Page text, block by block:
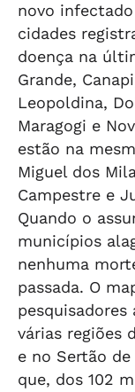
novo
cidades
doença na
Grande,
Leopoldina,
Maragogi e
estão na
Miguel dos
Campestre e
Quando o
municípios
nenhuma
passada. O
várias regiões
e no Sertão
que, dos 102